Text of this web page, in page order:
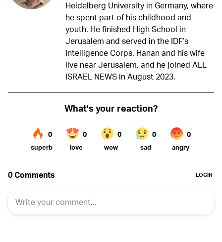
Heidelberg University in Germany, where
he spent part of his childhood and
youth. He finished High School in
Jerusalem and served in the IDF’s
Intelligence Corps. Hanan and his wife
live near Jerusalem, and he joined ALL
ISRAEL NEWS in August 2023.